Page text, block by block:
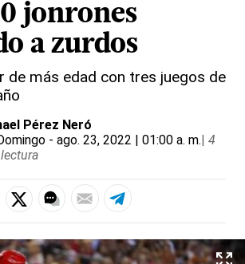
jonrones
a zurdos
de más edad con tres juegos de
Pérez Neró
- ago. 23, 2022 | 01:00 a. m.| 4